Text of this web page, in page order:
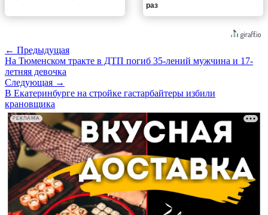
раз
← Предыдущая
На Тюменском тракте в ДТП погиб 35-лений мужчина и 17-
летняя девочка
Следующая →
В Екатеринбурге на стройке гастарбайтеры избили
крановщика
РЕКЛАМА